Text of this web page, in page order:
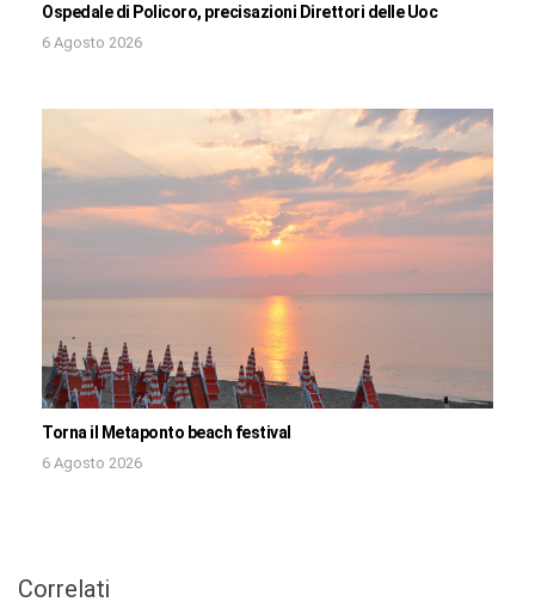
Ospedale di Policoro, precisazioni Direttori delle Uoc
6 Agosto 2026
Torna il Metaponto beach festival
6 Agosto 2026
Correlati